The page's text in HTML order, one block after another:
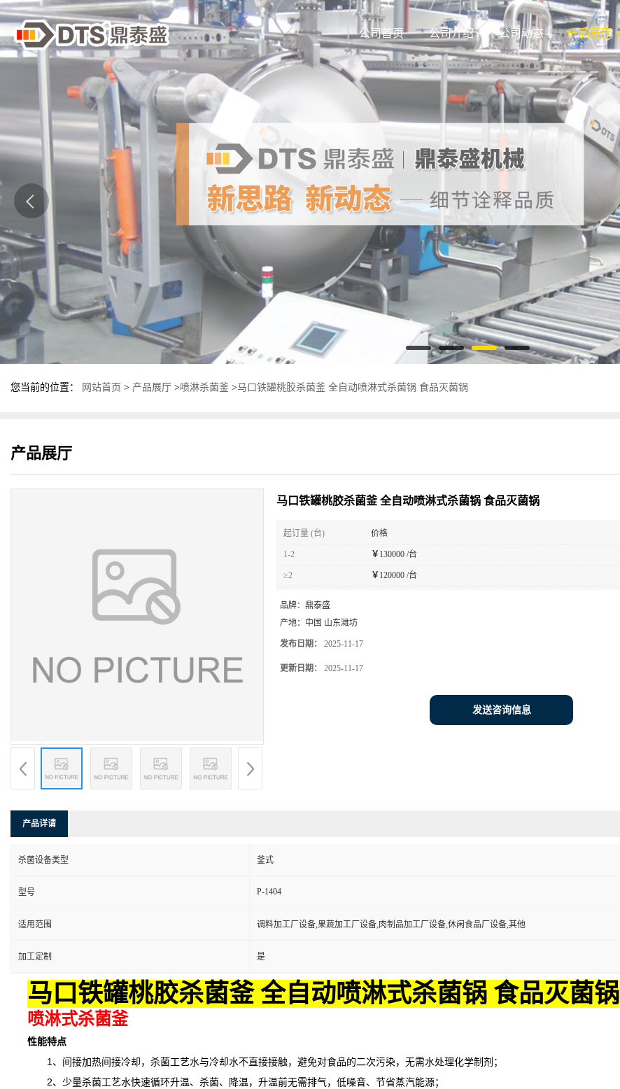
公司首页 公司介绍 公司动态 产品展厅
您当前的位置： 网站首页 > 产品展厅 >喷淋杀菌釜 >马口铁罐桃胶杀菌釜 全自动喷淋式杀菌锅 食品灭菌锅
产品展厅
马口铁罐桃胶杀菌釜 全自动喷淋式杀菌锅 食品灭菌锅
起订量 (台) 价格
1-2 ￥ 130000 /台
≥2 ￥ 120000 /台
品牌： 鼎泰盛
产地： 中国 山东潍坊
发布日期： 2025-11-17
更新日期： 2025-11-17
发送咨询信息
产品详请
杀菌设备类型 釜式
型号 P-1404
适用范围 调料加工厂设备,果蔬加工厂设备,肉制品加工厂设备,休闲食品厂设备,其他
加工定制 是
马口铁罐桃胶杀菌釜 全自动喷淋式杀菌锅 食品灭菌锅
喷淋式杀菌釜
性能特点
1、间接加热间接冷却，杀菌工艺水与冷却水不直接接触，避免对食品的二次污染，无需水处理化学制剂；
2、少量杀菌工艺水快速循环升温、杀菌、降温，升温前无需排气，低噪音、节省蒸汽能源；